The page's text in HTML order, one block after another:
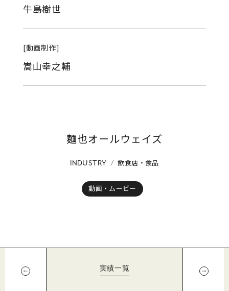
牛島樹世
[動画制作]
嵩山幸之輔
麺也オールウェイズ
INDUSTRY 飲食店・食品
動画・ムービー
実績一覧